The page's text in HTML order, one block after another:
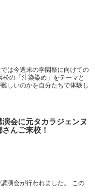
は今週末の学園祭に向けての
の「注染染め」をテーマと
しいのかを自分たちで体験し
演会に元タカラジェンヌ
んご来校！
演会が行われました。 この